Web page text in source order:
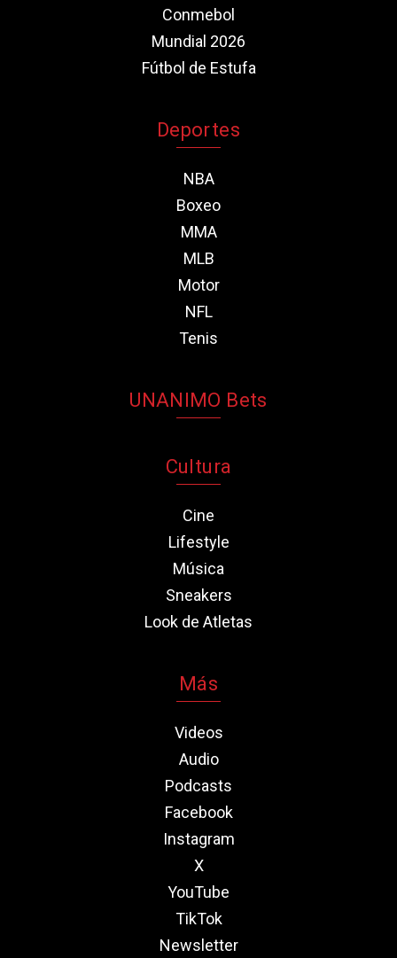
Conmebol
Mundial 2026
Fútbol de Estufa
Deportes
NBA
Boxeo
MMA
MLB
Motor
NFL
Tenis
UNANIMO Bets
Cultura
Cine
Lifestyle
Música
Sneakers
Look de Atletas
Más
Videos
Audio
Podcasts
Facebook
Instagram
X
YouTube
TikTok
Newsletter